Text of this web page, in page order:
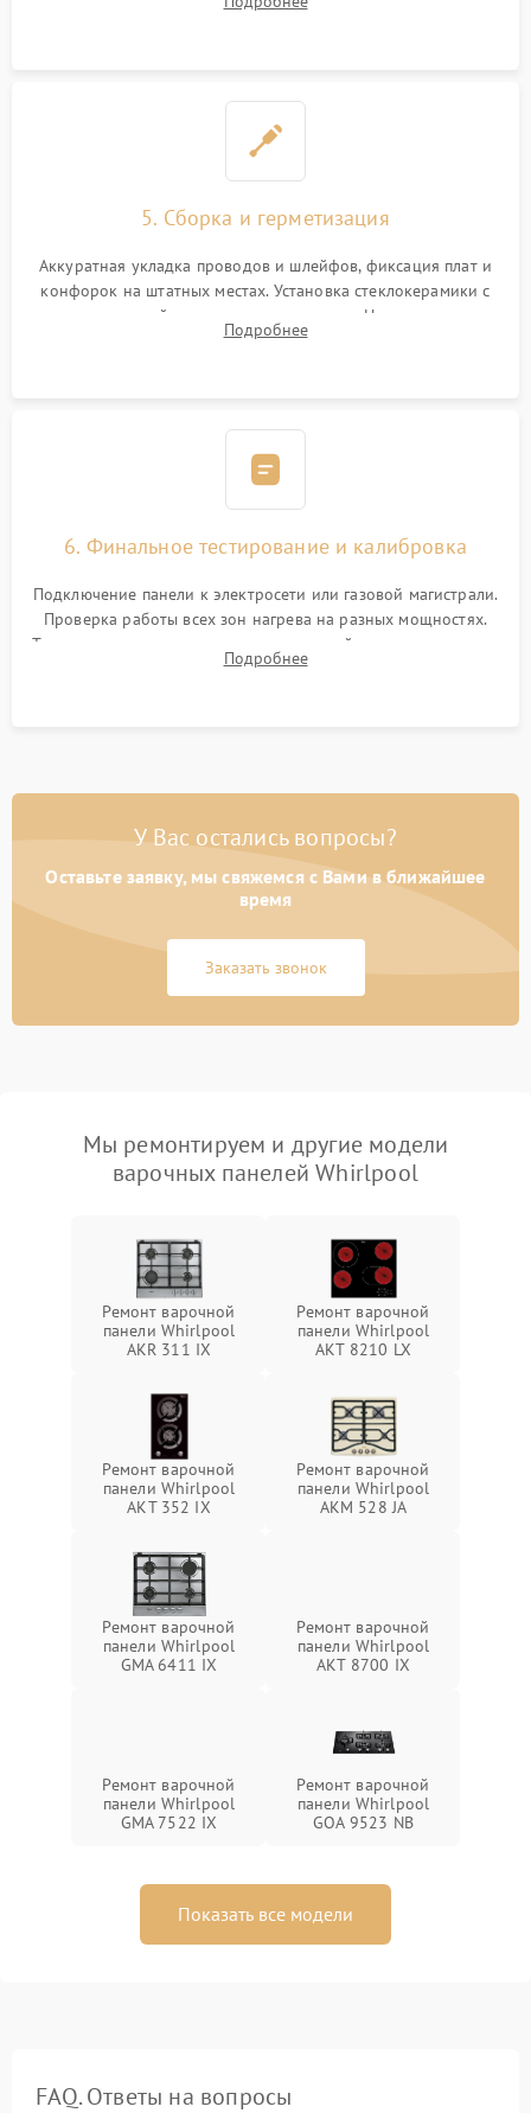
дорожек. Очистка контактов и замена поврежденной
5. Сборка и герметизация
Аккуратная укладка проводов и шлейфов, фиксация плат и
конфорок на штатных местах. Установка стеклокерамики с
проверкой равномерности зазоров. Нанесение
термостойкого герметика или укладка уплотнительной
Подробнее
6. Финальное тестирование и калибровка
Подключение панели к электросети или газовой магистрали.
Проверка работы всех зон нагрева на разных мощностях.
Тестирование сенсорного управления, таймера, индикаторов
остаточного тепла и систем защиты от перегрева.
Подробнее
У Вас остались вопросы?
Оставьте заявку, мы свяжемся с Вами в ближайшее
время
Заказать звонок
Мы ремонтируем и другие модели
варочных панелей Whirlpool
Ремонт варочной
панели Whirlpool
AKR 311 IX
Ремонт варочной
панели Whirlpool
AKT 8210 LX
Ремонт варочной
панели Whirlpool
AKT 352 IX
Ремонт варочной
панели Whirlpool
AKM 528 JA
Ремонт варочной
панели Whirlpool
GMA 6411 IX
Ремонт варочной
панели Whirlpool
AKT 8700 IX
Ремонт варочной
панели Whirlpool
GMA 7522 IX
Ремонт варочной
панели Whirlpool
GOA 9523 NB
Показать все модели
FAQ. Ответы на вопросы